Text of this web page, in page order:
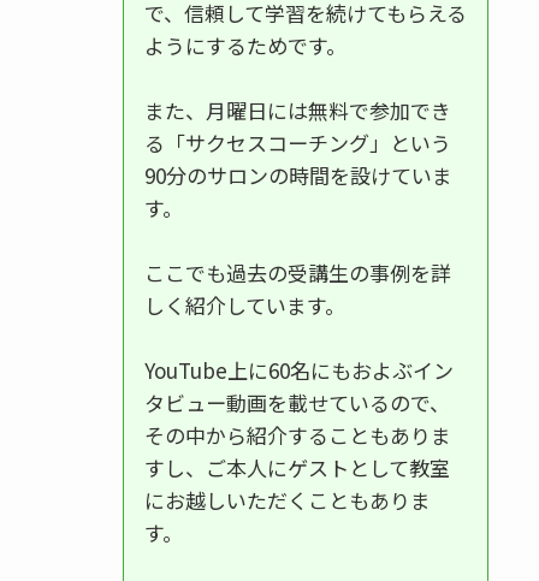
で、信頼して学習を続けてもらえる
ようにするためです。
また、月曜日には無料で参加でき
る「サクセスコーチング」という
90分のサロンの時間を設けていま
す。
ここでも過去の受講生の事例を詳
しく紹介しています。
YouTube上に60名にもおよぶイン
タビュー動画を載せているので、
その中から紹介することもありま
すし、ご本人にゲストとして教室
にお越しいただくこともありま
す。